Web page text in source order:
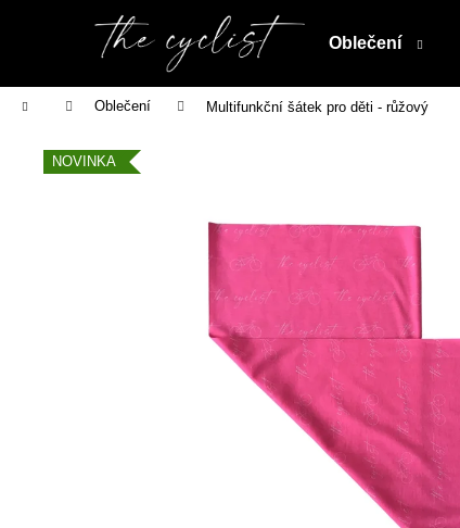
Oblečení
Domů Oblečení Multifunkční šátek pro děti - růžový
NOVINKA
Zpět
do
Zpět
do
DĚTSKÉ FUNKČNÍ TRIČKO THE